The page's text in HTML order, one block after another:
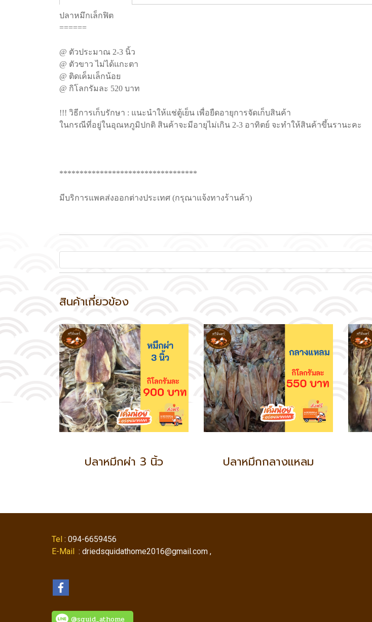
ปลาหมึกเล็กฟิต
======
@ ตัวประมาณ 2-3 นิ้ว
@ ตัวขาว ไม่ได้แกะตา
@ ติดเค็มเล็กน้อย
@ กิโลกรัมละ 520 บาท
!!! วิธีการเก็บรักษา : แนะนำให้แช่ตู้เย็น เพื่อยืดอายุการจัดเก็บสินค้า
ในกรณีที่อยู่ในอุณหภูมิปกติ สินค้าจะมีอายุไม่เกิน 2-3 อาทิตย์ จะทำให้สินค้าขึ้นรานะคะ
**********************************
มีบริการแพคส่งออกต่างประเทศ (กรุณาแจ้งทางร้านค้า)
สินค้าเกี่ยวข้อง
ปลาหมึกผ่า 3 นิ้ว ปลาหมึกกลางแหลม
Tel : 094-6659456
E-Mail : driedsquidathome2016@gmail.com ,
@squid_athome